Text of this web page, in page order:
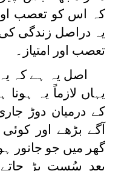
کہ اس کو تعصب اور
یہ دراصل زندگی
تعصب اور امتیاز۔
اصل یہ ہے کہ یہ
یہاں لازماً یہ
کے درمیان دوڑ
آگے بڑھے اور
گھر میں جو جانور
بعد سُست پڑ